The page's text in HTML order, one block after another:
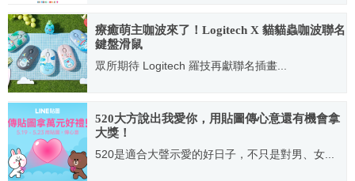
2020.11.24
療癒萌主咖波來了！Logitech X 貓貓蟲咖波聯名
鍵盤滑鼠
眾所期待 Logitech 羅技再獻聯名插畫...
2021.10.07
520大方說出我愛你，用貼圖傳心意還有機會拿
大獎！
520是適合大聲示愛的好日子，不只是對男、女...